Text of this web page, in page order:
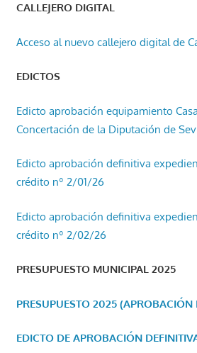
CALLEJERO DIGITAL
Acceso al nuevo callejero digital de
EDICTOS
Edicto aprobación equipamiento
Concertación de la Diputación de
Edicto aprobación definitiva
crédito nº 2/01/26
Edicto aprobación definitiva
crédito nº 2/02/26
PRESUPUESTO MUNICIPAL 2025
PRESUPUESTO 2025 (APROBACIÓN
EDICTO DE APROBACIÓN